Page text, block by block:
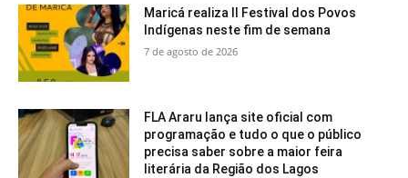
Maricá realiza II Festival dos Povos
Indígenas neste fim de semana
7 de agosto de 2026
FLA Araru lança site oficial com
programação e tudo o que o público
precisa saber sobre a maior feira
literária da Região dos Lagos